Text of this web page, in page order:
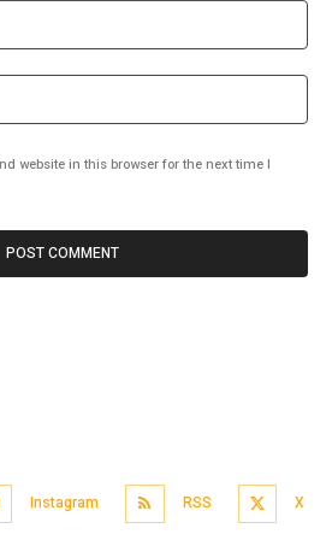
website in this browser for the next time I
Instagram RSS X